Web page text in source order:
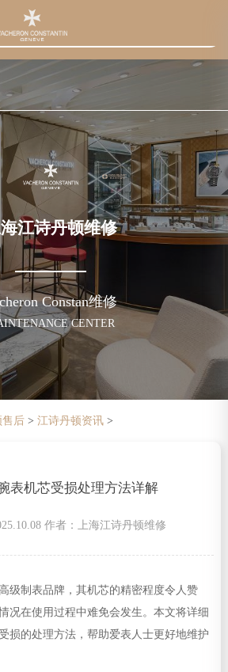
顿上海市售后服务网络优化升级公告
江诗丹顿官方售后客户服务热线：400-882-9682
顿售后服务中心最新网点地址：
桥路3号港汇中心写字楼2座37层3705室（需提前预约）
！
江诗丹顿维修
Constan维修
CENTER
售后> 江诗丹顿资讯>
表机芯受损处理方法详解
作者：上海江诗丹顿维修
制表品牌，其机芯的精密程度令人赞
况在使用过程中难免会发生。本文将详细
损的处理方法，帮助爱表人士更好地维护